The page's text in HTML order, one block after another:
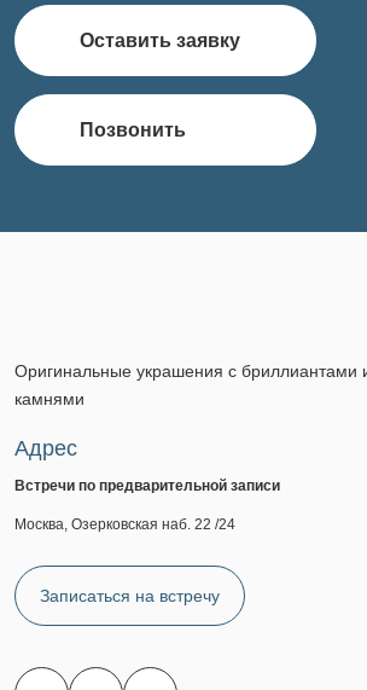
Оставить заявку
Позвонить
Оригинальные украшения с бриллиантами
камнями
Адрес
Встречи по предварительной записи
Москва, Озерковская наб. 22 /24
Записаться на встречу